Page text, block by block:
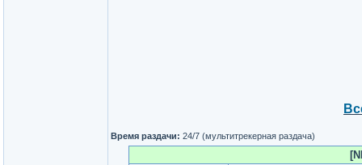
Время раздачи: 24/7 (мультитрекерная раздача)